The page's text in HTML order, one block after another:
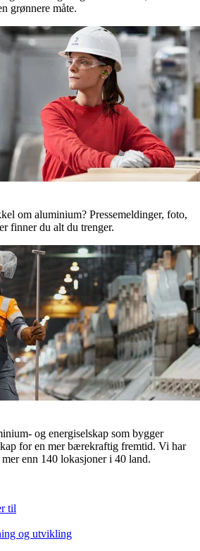
grønnere måte.
om aluminium? Pressemeldinger, foto,
finner du alt du trenger.
og energiselskap som bygger
for en mer bærekraftig fremtid. Vi har
enn 140 lokasjoner i 40 land.
til
og utvikling